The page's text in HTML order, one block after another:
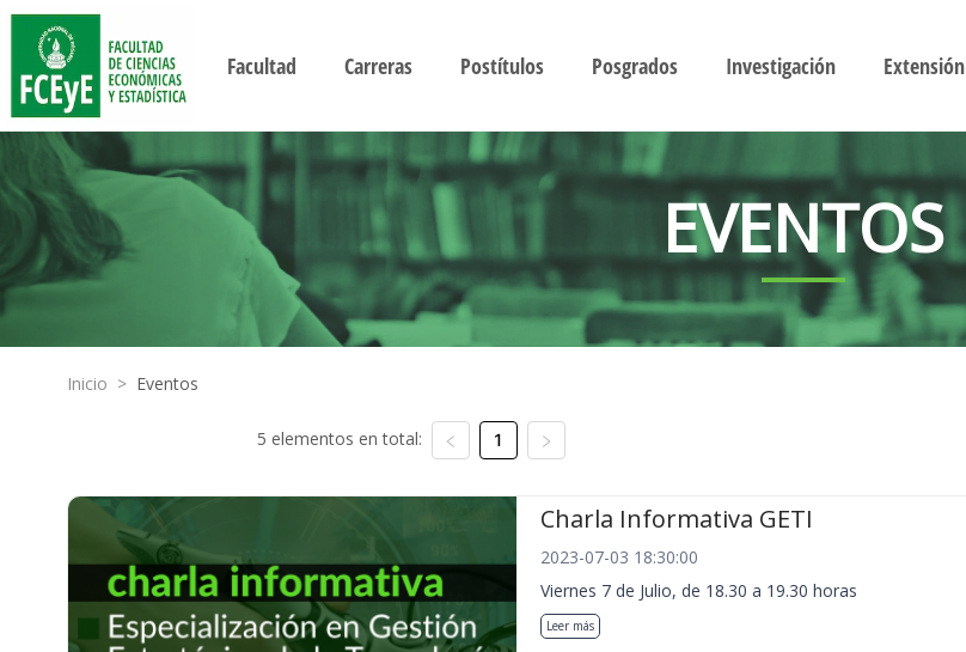
Facultad Carreras Postítulos Posgrados Investigación Extensión
EVENTOS
Inicio > Eventos
5 elementos en total: 1
Charla Informativa GETI
2023-07-03 18:30:00
Viernes 7 de Julio, de 18.30 a 19.30 horas
Leer más